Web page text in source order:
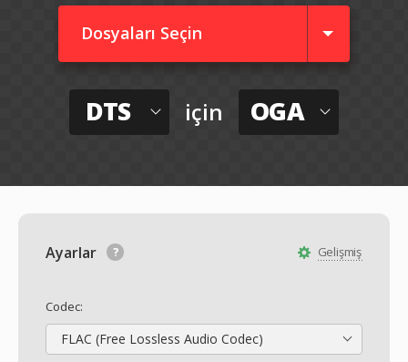
Dosyaları Seçin
DTS için OGA
Gelişmiş
Ayarlar
Codec:
FLAC (Free Lossless Audio Codec)